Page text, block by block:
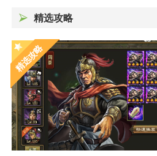
精选攻略
精选攻略